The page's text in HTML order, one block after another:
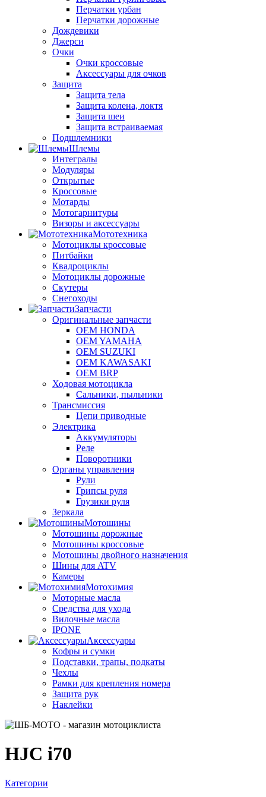
Перчатки урбан
Перчатки дорожные
Дождевики
Джерси
Очки
Очки кроссовые
Аксессуары для очков
Защита
Защита тела
Защита колена, локтя
Защита шеи
Защита встраиваемая
Подшлемники
Шлемы
Интегралы
Модуляры
Открытые
Кроссовые
Мотарды
Мотогарнитуры
Визоры и аксессуары
Мототехника
Мотоциклы кроссовые
Питбайки
Квадроциклы
Мотоциклы дорожные
Скутеры
Снегоходы
Запчасти
Оригинальные запчасти
OEM HONDA
OEM YAMAHA
OEM SUZUKI
OEM KAWASAKI
OEM BRP
Ходовая мотоцикла
Сальники, пыльники
Трансмиссия
Цепи приводные
Электрика
Аккумуляторы
Реле
Поворотники
Органы управления
Рули
Грипсы руля
Грузики руля
Зеркала
Мотошины
Мотошины дорожные
Мотошины кроссовые
Мотошины двойного назначения
Шины для ATV
Камеры
Мотохимия
Моторные масла
Средства для ухода
Вилочные масла
IPONE
Аксессуары
Кофры и сумки
Подставки, трапы, подкаты
Чехлы
Рамки для крепления номера
Защита рук
Наклейки
HJC i70
Категории